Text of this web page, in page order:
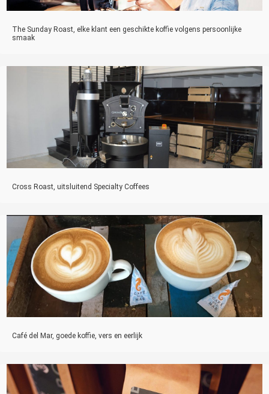
The Sunday Roast, elke klant een geschikte koffie volgens persoonlijke
smaak
Cross Roast, uitsluitend Specialty Coffees
Café del Mar, goede koffie, vers en eerlijk